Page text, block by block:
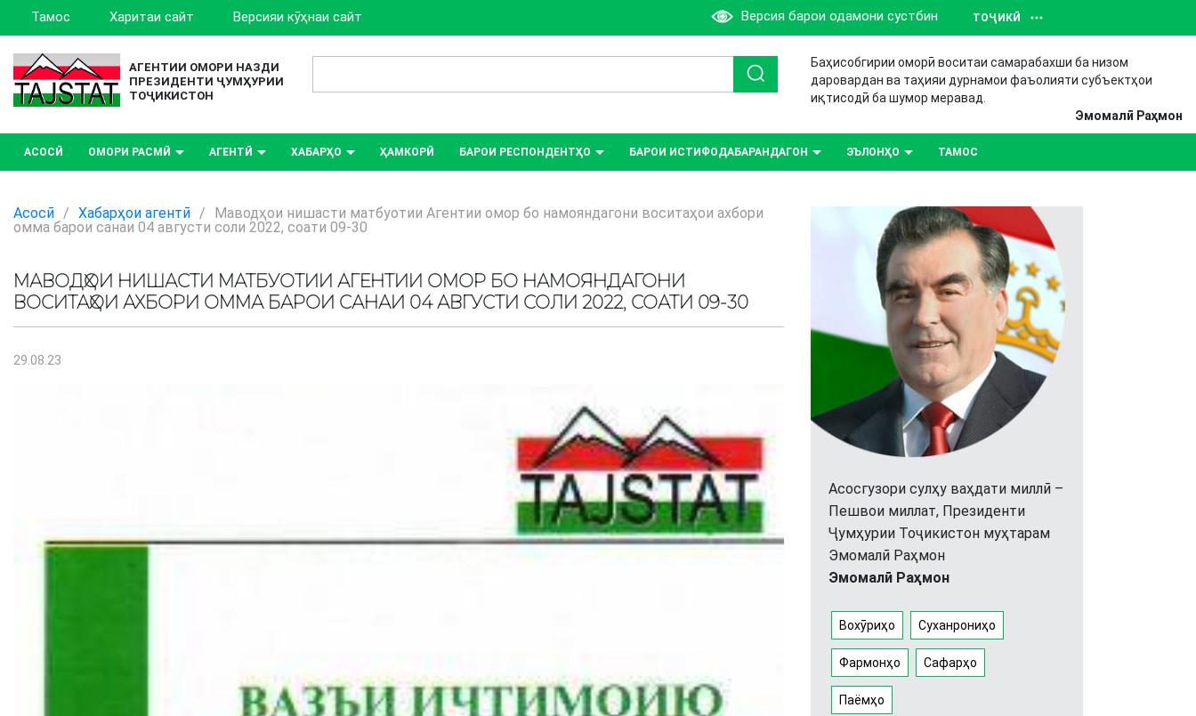
Тамос Харитаи сайт Версияи кӯҳнаи сайт Версия барои одамони сустбин ТОҶИКӢ
АГЕНТИИ ОМОРИ НАЗДИ
ПРЕЗИДЕНТИ ҶУМҲУРИИ
ТОҶИКИСТОН
Баҳисобгирии оморӣ воситаи самарабахши ба низом
даровардан ва таҳияи дурнамои фаъолияти субъектҳои
иқтисодӣ ба шумор меравад.
Эмомалӣ Раҳмон
АСОСӢ ОМОРИ РАСМӢ АГЕНТӢ ХАБАРҲО ҲАМКОРӢ БАРОИ РЕСПОНДЕНТҲО БАРОИ ИСТИФОДАБАРАНДАГОН ЭЪЛОНҲО ТАМОС
Асосӣ / Хабарҳои агентӣ /
Маводҳои нишасти матбуотии Агентии омор бо намояндагони воситаҳои ахбори
омма барои санаи 04 августи соли 2022, соати 09-30
МАВОДҲОИ НИШАСТИ МАТБУОТИИ АГЕНТИИ ОМОР БО НАМОЯНДАГОНИ
ВОСИТАҲОИ АХБОРИ ОММА БАРОИ САНАИ 04 АВГУСТИ СОЛИ 2022, СОАТИ 09-30
29.08.23
Асосгузори сулҳу ваҳдати миллӣ –
Пешвои миллат, Президенти
Ҷумҳурии Тоҷикистон муҳтарам
Эмомалӣ Раҳмон
Эмомалӣ Раҳмон
Вохӯриҳо Суханрониҳо
Фармонҳо Сафарҳо
Паёмҳо